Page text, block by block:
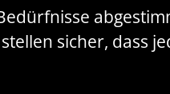
sicher, dass